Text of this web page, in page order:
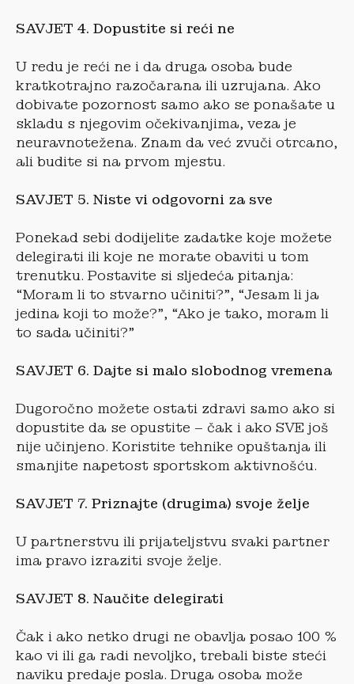
SAVJET 4. Dopustite si reći ne
U redu je reći ne i da druga osoba bude
kratkotrajno razočarana ili uzrujana. Ako
dobivate pozornost samo ako se ponašate u
skladu s njegovim očekivanjima, veza je
neuravnotežena. Znam da već zvuči otrcano,
ali budite si na prvom mjestu.
SAVJET 5. Niste vi odgovorni za sve
Ponekad sebi dodijelite zadatke koje možete
delegirati ili koje ne morate obaviti u tom
trenutku. Postavite si sljedeća pitanja:
“Moram li to stvarno učiniti?”, “Jesam li ja
jedina koji to može?”, “Ako je tako, moram li
to sada učiniti?”
SAVJET 6. Dajte si malo slobodnog vremena
Dugoročno možete ostati zdravi samo ako si
dopustite da se opustite – čak i ako SVE još
nije učinjeno. Koristite tehnike opuštanja ili
smanjite napetost sportskom aktivnošću.
SAVJET 7. Priznajte (drugima) svoje želje
U partnerstvu ili prijateljstvu svaki partner
ima pravo izraziti svoje želje.
SAVJET 8. Naučite delegirati
Čak i ako netko drugi ne obavlja posao 100 %
kao vi ili ga radi nevoljko, trebali biste steći
naviku predaje posla. Druga osoba može